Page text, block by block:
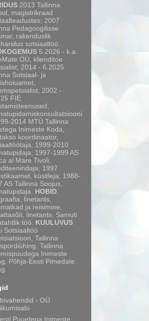
2013 Tallinna
magistrikraad
2007
Pedagoogilisse
rakenduslik
sotsiaaltöö.
5.2026 - k.a.
OÜ, klienditoe
2014 - 6.2025
Sotsiaal- ja
2002 -
FIE
2014 MTÜ Tallinna
Inimeste Koda,
koordinaator,
1999-2010
1997-1999 AS
al Mare Tivoli,
1997
küsitleja; 1988-
AS Tallinna Soojus,
HOBID
linetants,
ja reisimine,
linetants. Samuti
töö. KUULUVUS
Sotsiaaltöö
Tallinna
Tallinna
Inimeste
Põhja-Eesti Pimedate
- OÜ
Puuetega Inimeste